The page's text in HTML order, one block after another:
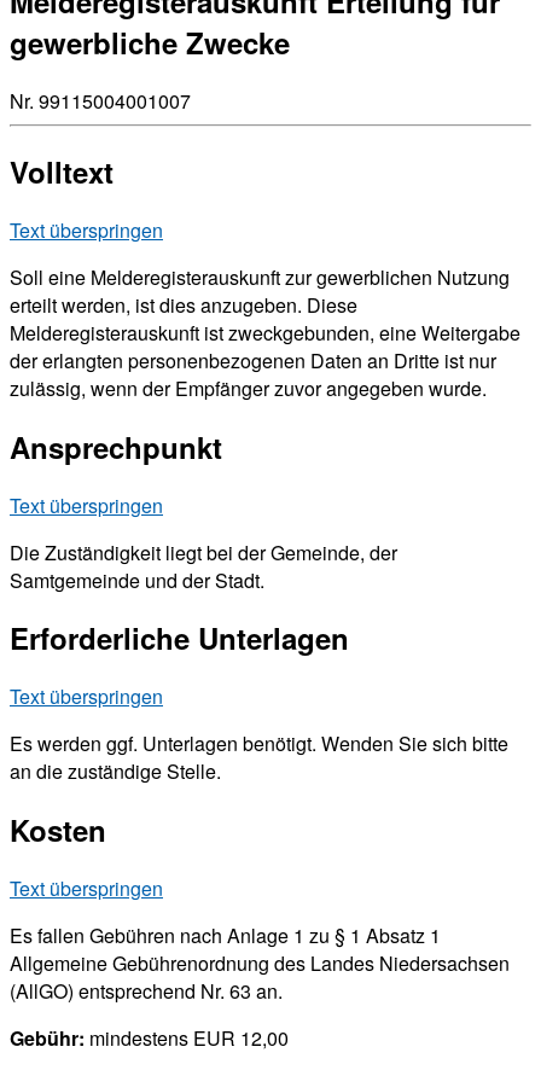
gewerbliche Zwecke
Nr. 99115004001007
Volltext
Text überspringen
Soll eine Melderegisterauskunft zur gewerblichen Nutzung
erteilt werden, ist dies anzugeben. Diese
Melderegisterauskunft ist zweckgebunden, eine Weitergabe
der erlangten personenbezogenen Daten an Dritte ist nur
zulässig, wenn der Empfänger zuvor angegeben wurde.
Ansprechpunkt
Text überspringen
Die Zuständigkeit liegt bei der Gemeinde, der
Samtgemeinde und der Stadt.
Erforderliche Unterlagen
Text überspringen
Es werden ggf. Unterlagen benötigt. Wenden Sie sich bitte
an die zuständige Stelle.
Kosten
Text überspringen
Es fallen Gebühren nach Anlage 1 zu § 1 Absatz 1
Allgemeine Gebührenordnung des Landes Niedersachsen
(AllGO) entsprechend Nr. 63 an.
Gebühr: mindestens EUR 12,00